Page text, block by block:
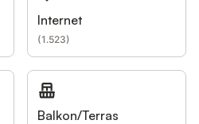
Internet
(1.523)
Balkon/Terras